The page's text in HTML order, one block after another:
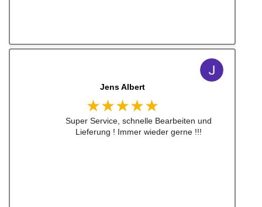
Jens Albert
★★★★★
Super Service, schnelle Bearbeiten und
Lieferung ! Immer wieder gerne !!!